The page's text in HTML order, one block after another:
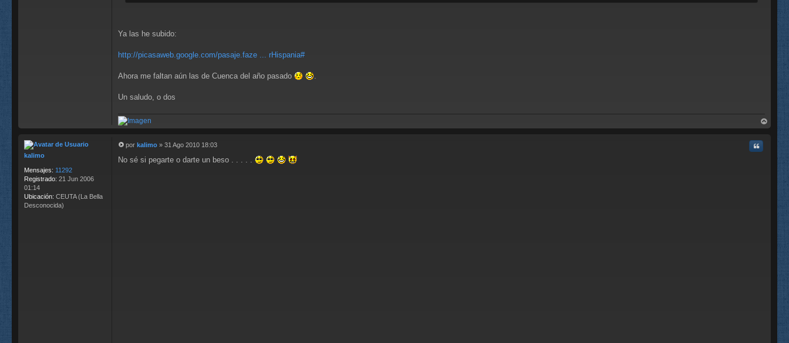
Ya las he subido:
http://picasaweb.google.com/pasaje.faze ... rHispania#
Ahora me faltan aún las de Cuenca del año pasado .
Un saludo, o dos
rri
ba
kalimo
Mensajes: 11292
Registrado: 21 Jun 2006
01:14
Ubicación: CEUTA (La Bella
Desconocida)
Citar
e
por kalimo » 31 Ago 2010 18:03
No sé si pegarte o darte un beso . . . . .